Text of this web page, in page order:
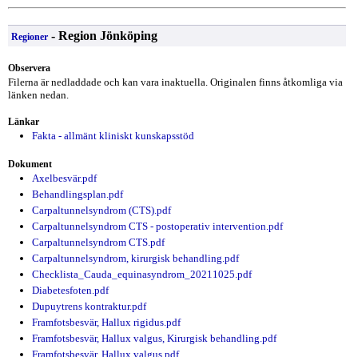
Regioner - Region Jönköping
Observera
Filerna är nedladdade och kan vara inaktuella. Originalen finns åtkomliga via
länken nedan.
Länkar
Fakta - allmänt kliniskt kunskapsstöd
Dokument
Axelbesvär.pdf
Behandlingsplan.pdf
Carpaltunnelsyndrom (CTS).pdf
Carpaltunnelsyndrom CTS - postoperativ intervention.pdf
Carpaltunnelsyndrom CTS.pdf
Carpaltunnelsyndrom, kirurgisk behandling.pdf
Checklista_Cauda_equinasyndrom_20211025.pdf
Diabetesfoten.pdf
Dupuytrens kontraktur.pdf
Framfotsbesvär, Hallux rigidus.pdf
Framfotsbesvär, Hallux valgus, Kirurgisk behandling.pdf
Framfotsbesvär, Hallux valgus.pdf